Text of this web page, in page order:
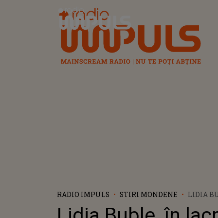
Radio Impuls
RADIO IMPULS STIRI MONDENE
LIDIA
PRIMIT